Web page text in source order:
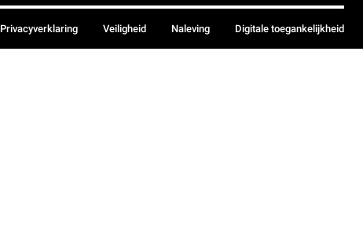
Privacyverklaring Veiligheid Naleving Digitale toegankelijkheid